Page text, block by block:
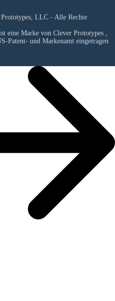
LLC - Alle Rechte
eine Marke von Clever Prototypes ,
Patent- und Markenamt eingetragen